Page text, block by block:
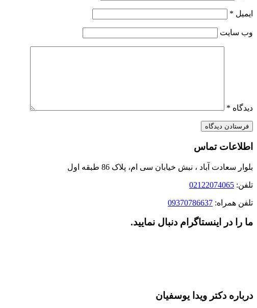
ایمیل *
وب‌ سایت
دیدگاه *
اطلاعات تماس
بلوار سعادت آباد ، نبش خیابان سی ام، پلاک 86 طبقه اول
تلفن: 02122074065
تلفن همراه: 09370786637
ما را در اینستاگرام دنبال نمایید.
درباره دکتر ویدا یوسفیان